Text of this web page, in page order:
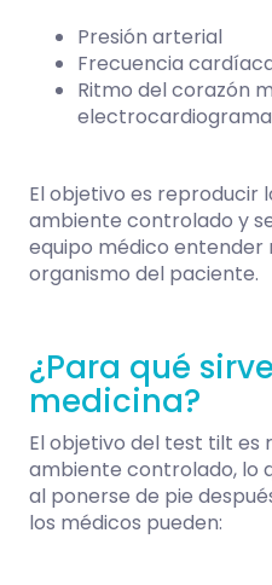
Presión arterial
Frecuencia
Ritmo del corazón
electrocardiograma
El objetivo es reproducir
ambiente controlado y
equipo médico entender
organismo del paciente.
¿Para qué
medicina?
El objetivo del test tilt es
ambiente controlado, lo
al ponerse de pie
los médicos pueden: